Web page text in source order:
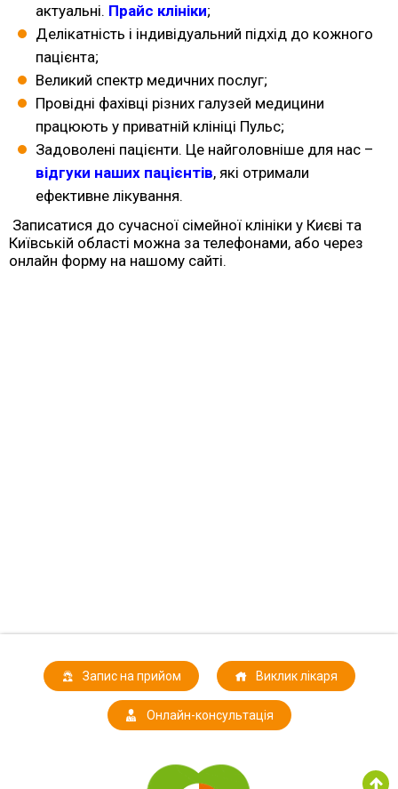
актуальні. Прайс клініки;
Делікатність і індивідуальний підхід до кожного
пацієнта;
Великий спектр медичних послуг;
Провідні фахівці різних галузей медицини
працюють у приватній клініці Пульс;
Задоволені пацієнти. Це найголовніше для нас –
відгуки наших пацієнтів, які отримали
ефективне лікування.
Записатися до сучасної сімейної клініки у Києві та
Київській області можна за телефонами, або через
онлайн форму на нашому сайті.
Запис на прийом Виклик лікаря
Онлайн-консультація